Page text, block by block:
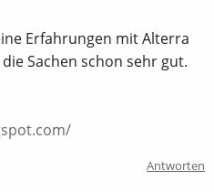
Erfahrungen mit Alterra
Sachen schon sehr gut.
Antworten